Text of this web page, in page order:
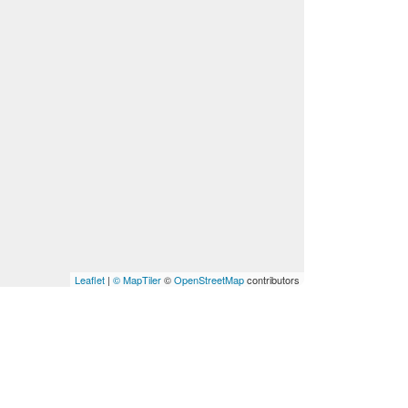
Leaflet | © MapTiler©OpenStreetMapcontributors